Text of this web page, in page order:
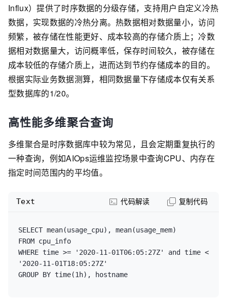
Influx）提供了时序数据的分级存储，支持用户自定义冷热
数据，实现数据的冷热分离。热数据相对数据量小，访问
频繁，被存储在性能更好、成本较高的存储介质上；冷数
据相对数据量大，访问概率低，保存时间较久，被存储在
成本较低的存储介质上，进而达到节约存储成本的目的。
根据实际业务数据测算，相同数据量下存储成本仅有关系
型数据库的1/20。
高性能多维聚合查询
多维聚合是时序数据库中较为常见，且会定期重复执行的
一种查询，例如AIOps运维监控场景中查询CPU、内存在
指定时间范围内的平均值。
SELECT mean(usage_cpu), mean(usage_mem)
FROM cpu_info
WHERE time >= '2020-11-01T06:05:27Z' and time <
'2020-11-01T18:05:27Z'
GROUP BY time(1h), hostname
Text 代码解读 复制代码